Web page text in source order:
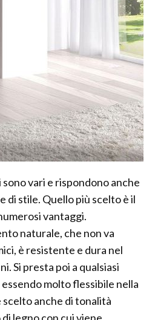
vari e rispondono anche
di stile. Quello più scelto è il
vantaggi.
naturale, che non va
è resistente e dura nel
Si presta poi a qualsiasi
molto flessibile nella
scelto anche di tonalità